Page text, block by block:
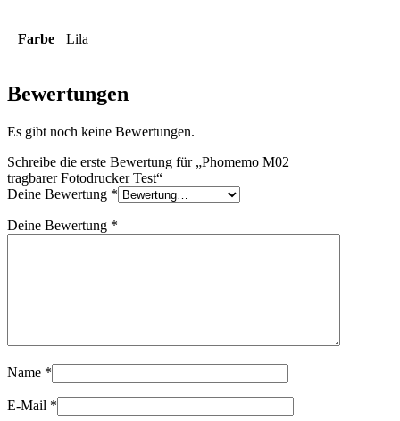
Farbe Lila
Bewertungen
Es gibt noch keine Bewertungen.
Schreibe die erste Bewertung für „Phomemo M02
tragbarer Fotodrucker Test“
Deine Bewertung *
Deine Bewertung *
Name *
E-Mail *